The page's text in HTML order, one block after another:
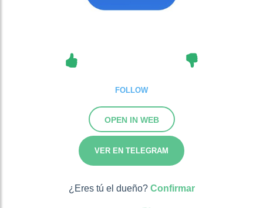
FOLLOW
OPEN IN WEB
VER EN TELEGRAM
¿Eres tú el dueño? Confirmar